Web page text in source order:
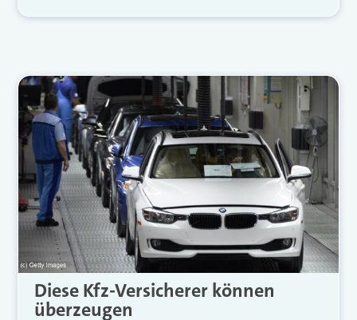
Diese Kfz-Versicherer können
überzeugen